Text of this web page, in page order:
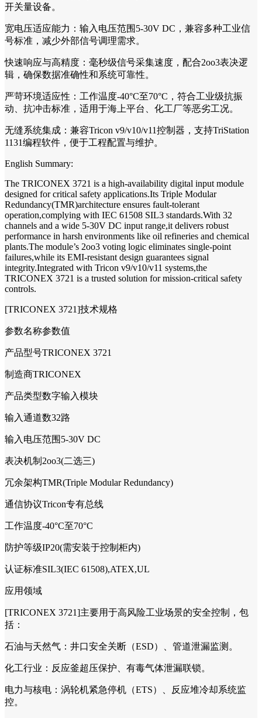
开关量设备。
宽电压适应能力：输入电压范围5-30V DC，兼容多种工业信
号标准，减少外部信号调理需求。
快速响应与高精度：毫秒级信号采集速度，配合2oo3表决逻
辑，确保数据准确性和系统可靠性。
严苛环境适应性：工作温度-40°C至70°C，符合工业级抗振
动、抗冲击标准，适用于海上平台、化工厂等恶劣工况。
无缝系统集成：兼容Tricon v9/v10/v11控制器，支持TriStation
1131编程软件，便于工程配置与维护。
English Summary:
The TRICONEX 3721 is a high-availability digital input module
designed for critical safety applications.Its Triple Modular
Redundancy(TMR)architecture ensures fault-tolerant
operation,complying with IEC 61508 SIL3 standards.With 32
channels and a wide 5-30V DC input range,it delivers robust
performance in harsh environments like oil refineries and chemical
plants.The module’s 2oo3 voting logic eliminates single-point
failures,while its EMI-resistant design guarantees signal
integrity.Integrated with Tricon v9/v10/v11 systems,the
TRICONEX 3721 is a trusted solution for mission-critical safety
controls.
[TRICONEX 3721]技术规格
参数名称参数值
产品型号TRICONEX 3721
制造商TRICONEX
产品类型数字输入模块
输入通道数32路
输入电压范围5-30V DC
表决机制2oo3(二选三)
冗余架构TMR(Triple Modular Redundancy)
通信协议Tricon专有总线
工作温度-40°C至70°C
防护等级IP20(需安装于控制柜内)
认证标准SIL3(IEC 61508),ATEX,UL
应用领域
[TRICONEX 3721]主要用于高风险工业场景的安全控制，包
括：
石油与天然气：井口安全关断（ESD）、管道泄漏监测。
化工行业：反应釜超压保护、有毒气体泄漏联锁。
电力与核电：涡轮机紧急停机（ETS）、反应堆冷却系统监
控。